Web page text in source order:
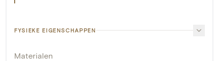
FYSIEKE EIGENSCHAPPEN
Materialen